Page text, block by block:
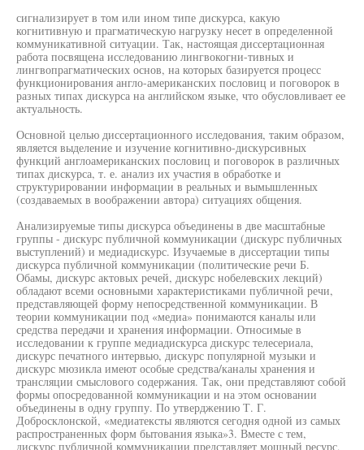
сигнализирует в том или ином типе дискурса, какую
когнитивную и прагматическую нагрузку несет в определенной
коммуникативной ситуации. Так, настоящая диссертационная
работа посвящена исследованию лингвокогни-тивных и
лингвопрагматических основ, на которых базируется процесс
функционирования англо-американских пословиц и поговорок в
разных типах дискурса на английском языке, что обусловливает ее
актуальность.
Основной целью диссертационного исследования, таким образом,
является выделение и изучение когнитивно-дискурсивных
функций англоамериканских пословиц и поговорок в различных
типах дискурса, т. е. анализ их участия в обработке и
структурировании информации в реальных и вымышленных
(создаваемых в воображении автора) ситуациях общения.
Анализируемые типы дискурса объединены в две масштабные
группы - дискурс публичной коммуникации (дискурс публичных
выступлений) и медиадискурс. Изучаемые в диссертации типы
дискурса публичной коммуникации (политические речи Б.
Обамы, дискурс актовых речей, дискурс нобелевских лекций)
обладают всеми основными характеристиками публичной речи,
представляющей форму непосредственной коммуникации. В
теории коммуникации под «медиа» понимаются каналы или
средства передачи и хранения информации. Относимые в
исследовании к группе медиадискурса дискурс телесериала,
дискурс печатного интервью, дискурс популярной музыки и
дискурс мюзикла имеют особые средства/каналы хранения и
трансляции смыслового содержания. Так, они представляют собой
формы опосредованной коммуникации и на этом основании
объединены в одну группу. По утверджению Т. Г.
Добросклонской, «медиатексты являются сегодня одной из самых
распространенных форм бытования языка»3. Вместе с тем,
дискурс публичной коммуникации представляет мощный ресурс,